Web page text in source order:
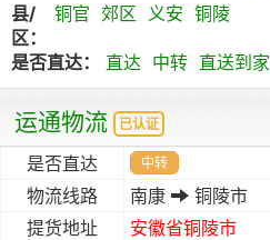
县/
区：
铜官 郊区 义安 铜陵
是否直达： 直达 中转 直送到家
运通物流 已认证
是否直达 中转
物流线路 南康
铜陵市
提货地址
安徽省铜陵市